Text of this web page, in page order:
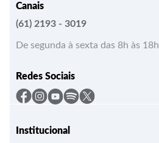
Canais
(61) 2193 - 3019
De segunda à sexta das 8h às 18h
Redes Sociais
Institucional